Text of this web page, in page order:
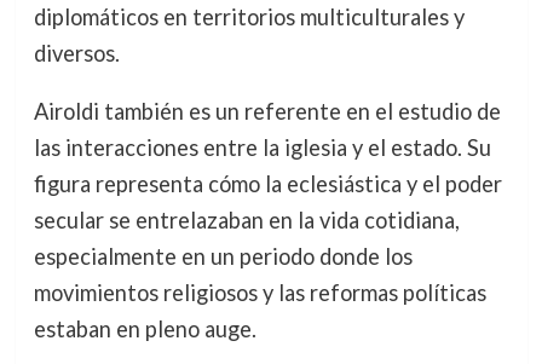
diplomáticos en territorios multiculturales y
diversos.
Airoldi también es un referente en el estudio de
las interacciones entre la iglesia y el estado. Su
figura representa cómo la eclesiástica y el poder
secular se entrelazaban en la vida cotidiana,
especialmente en un periodo donde los
movimientos religiosos y las reformas políticas
estaban en pleno auge.